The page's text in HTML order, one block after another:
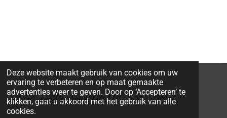
Deze website maakt gebruik van cookies om uw
ervaring te verbeteren en op maat gemaakte
advertenties weer te geven. Door op ‘Accepteren’ te
klikken, gaat u akkoord met het gebruik van alle
cookies.
© 2026 Ravi-Stones